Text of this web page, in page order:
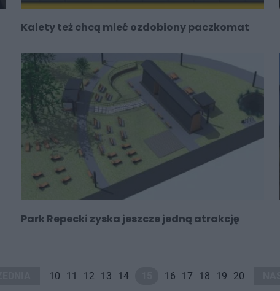
Kalety też chcą mieć ozdobiony paczkomat
Park Repecki zyska jeszcze jedną atrakcję
10 11 12 13 14 16 17 18 19 20